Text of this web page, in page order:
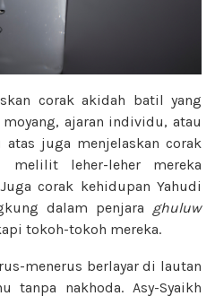
corak akidah batil yang
ajaran individu, atau
atas juga menjelaskan corak
melilit leher-leher mereka
corak kehidupan Yahudi
dalam penjara ghuluw
tokoh-tokoh mereka.
menerus berlayar di lautan
tanpa nakhoda. Asy-Syaikh